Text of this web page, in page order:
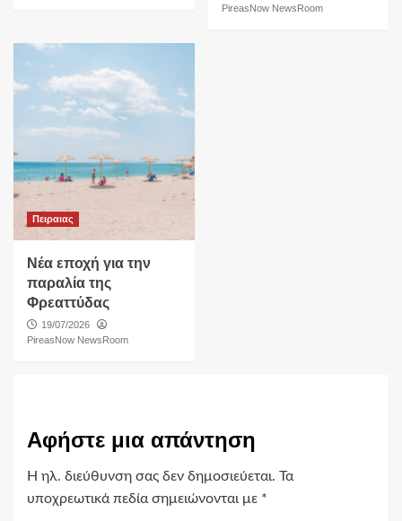
PireasNow NewsRoom
Πειραιας
Νέα εποχή για την
παραλία της
Φρεαττύδας
19/07/2026
PireasNow NewsRoom
Αφήστε μια απάντηση
Η ηλ. διεύθυνση σας δεν δημοσιεύεται. Τα
υποχρεωτικά πεδία σημειώνονται με *